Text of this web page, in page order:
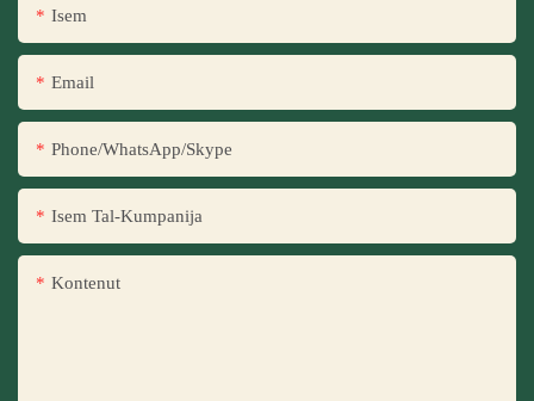
Isem
Email
Phone/WhatsApp/Skype
Isem Tal-Kumpanija
Kontenut